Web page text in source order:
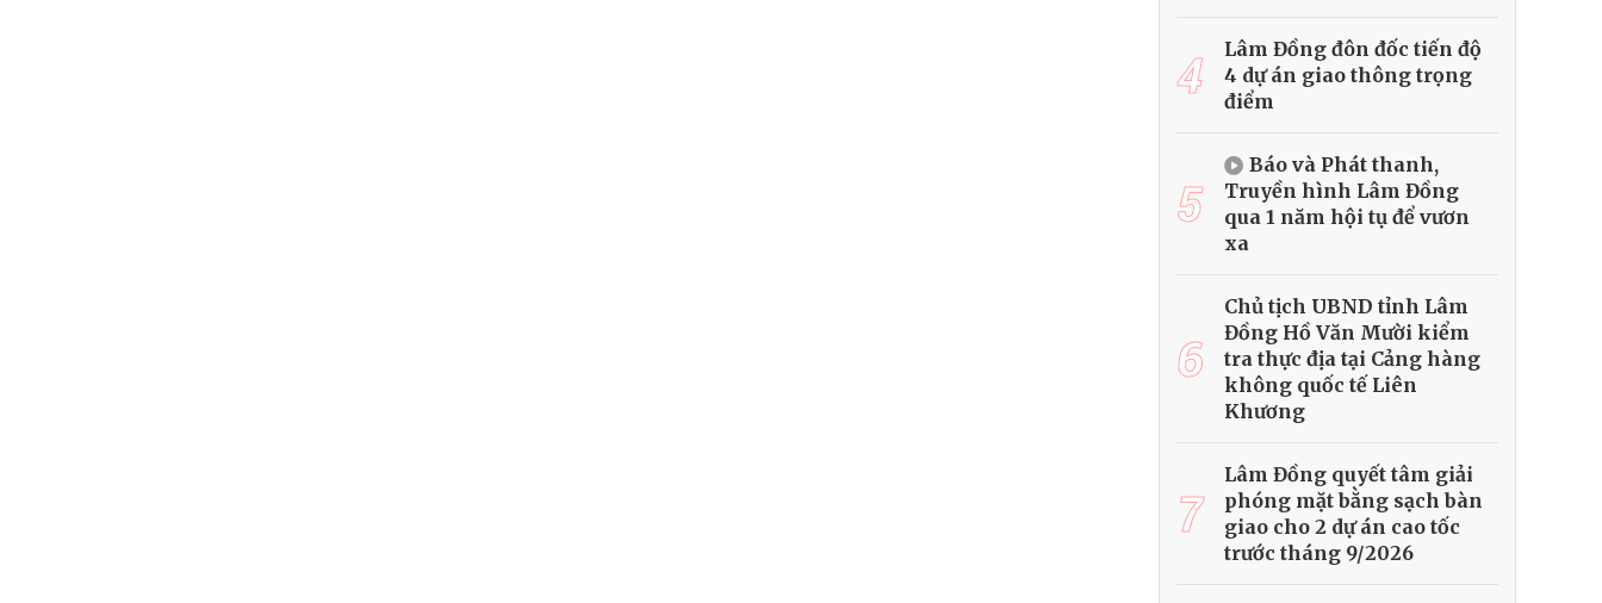
4
Lâm Đồng đôn đốc tiến độ
4 dự án giao thông trọng
điểm
5
Báo và Phát thanh,
Truyền hình Lâm Đồng
qua 1 năm hội tụ để vươn
xa
6
Chủ tịch UBND tỉnh Lâm
Đồng Hồ Văn Mười kiểm
tra thực địa tại Cảng hàng
không quốc tế Liên
Khương
7
Lâm Đồng quyết tâm giải
phóng mặt bằng sạch bàn
giao cho 2 dự án cao tốc
trước tháng 9/2026